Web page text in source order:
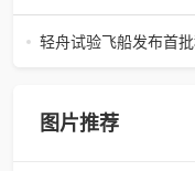
巾帼聚力启新程 共筑
筹备会圆满举办2026
轻舟试验飞船发布首
果。据中国科学院微小
图片推荐